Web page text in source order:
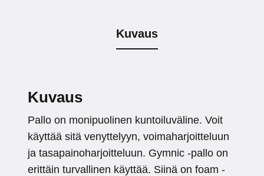
Kuvaus
Kuvaus
Pallo on monipuolinen kuntoiluväline. Voit
käyttää sitä venyttelyyn, voimaharjoitteluun
ja tasapainoharjoitteluun. Gymnic -pallo on
erittäin turvallinen käyttää. Siinä on foam -